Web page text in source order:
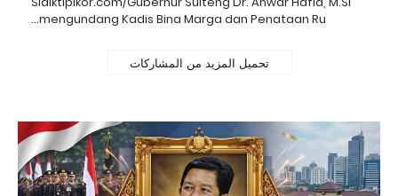
mengundang Kadis Bina Marga dan Penataan Ru…
تحميل المزيد من المشاركات